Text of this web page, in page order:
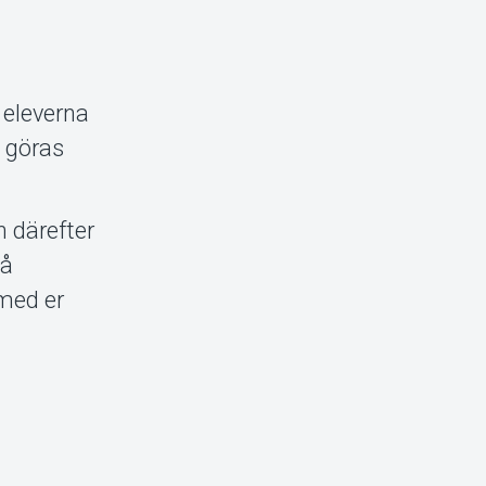
därefter
er